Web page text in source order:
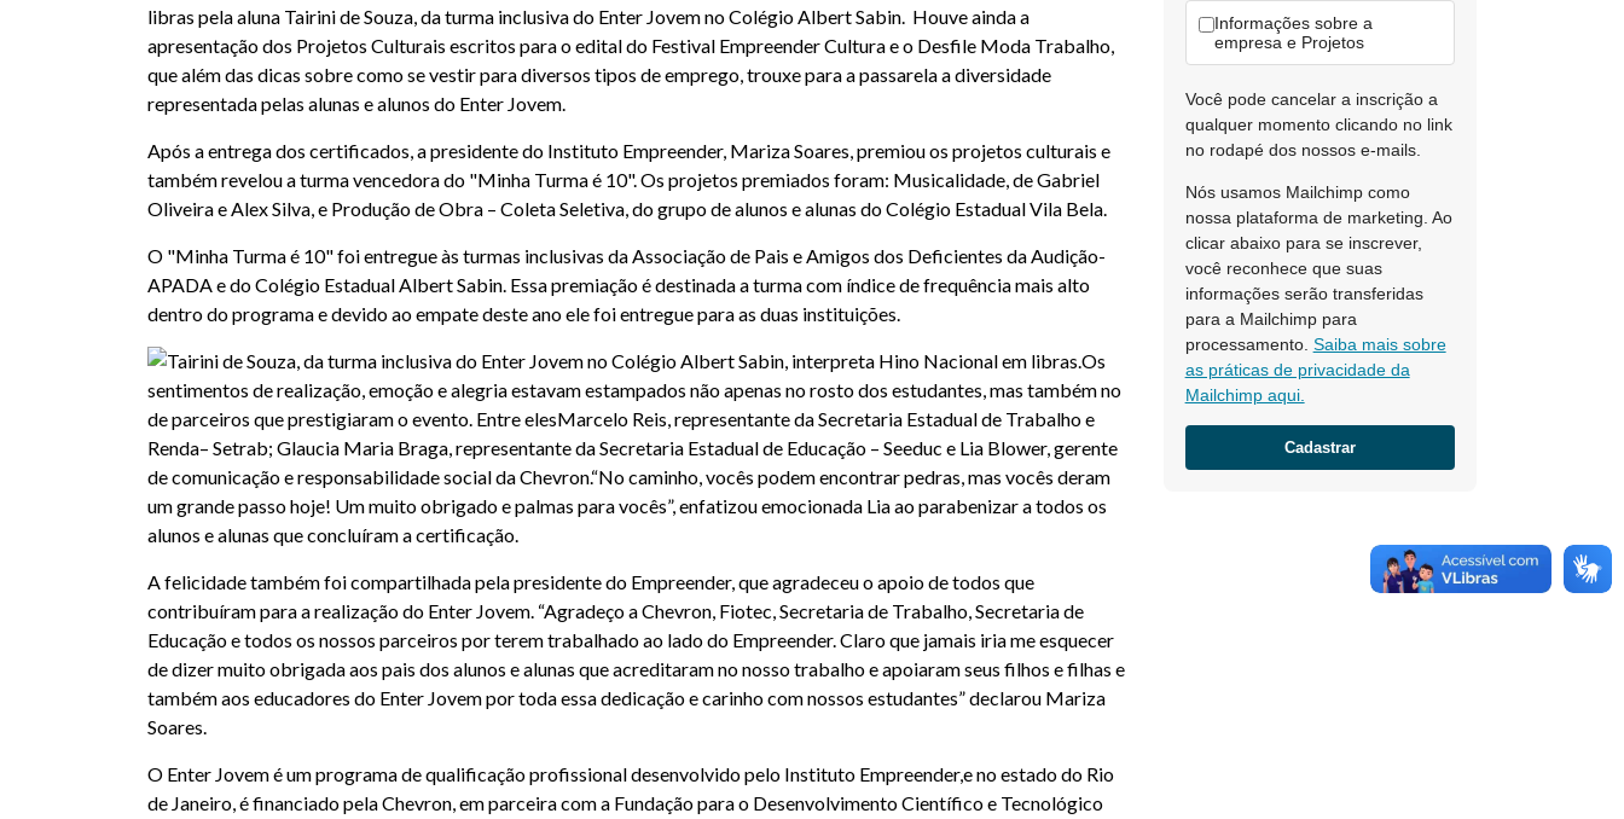
Informações sobre a
empresa e Projetos
Você pode cancelar a inscrição a
qualquer momento clicando no link
no rodapé dos nossos e-mails.
Nós usamos Mailchimp como
nossa plataforma de marketing. Ao
clicar abaixo para se inscrever,
você reconhece que suas
informações serão transferidas
para a Mailchimp para
processamento. Saiba mais sobre
as práticas de privacidade da
Mailchimp aqui.
libras pela aluna Tairini de Souza, da turma inclusiva do Enter Jovem no Colégio Albert Sabin. Houve ainda a
apresentação dos Projetos Culturais escritos para o edital do Festival Empreender Cultura e o Desfile Moda Trabalho,
que além das dicas sobre como se vestir para diversos tipos de emprego, trouxe para a passarela a diversidade
representada pelas alunas e alunos do Enter Jovem.
Após a entrega dos certificados, a presidente do Instituto Empreender, Mariza Soares, premiou os projetos culturais e
também revelou a turma vencedora do "Minha Turma é 10". Os projetos premiados foram: Musicalidade, de Gabriel
Oliveira e Alex Silva, e Produção de Obra – Coleta Seletiva, do grupo de alunos e alunas do Colégio Estadual Vila Bela.
O "Minha Turma é 10" foi entregue às turmas inclusivas da Associação de Pais e Amigos dos Deficientes da Audição-
APADA e do Colégio Estadual Albert Sabin. Essa premiação é destinada a turma com índice de frequência mais alto
dentro do programa e devido ao empate deste ano ele foi entregue para as duas instituições.
Os
sentimentos de realização, emoção e alegria estavam estampados não apenas no rosto dos estudantes, mas também no
de parceiros que prestigiaram o evento. Entre elesMarcelo Reis, representante da Secretaria Estadual de Trabalho e
Renda– Setrab; Glaucia Maria Braga, representante da Secretaria Estadual de Educação – Seeduc e Lia Blower, gerente
de comunicação e responsabilidade social da Chevron.“No caminho, vocês podem encontrar pedras, mas vocês deram
um grande passo hoje! Um muito obrigado e palmas para vocês”, enfatizou emocionada Lia ao parabenizar a todos os
alunos e alunas que concluíram a certificação.
A felicidade também foi compartilhada pela presidente do Empreender, que agradeceu o apoio de todos que
contribuíram para a realização do Enter Jovem. “Agradeço a Chevron, Fiotec, Secretaria de Trabalho, Secretaria de
Educação e todos os nossos parceiros por terem trabalhado ao lado do Empreender. Claro que jamais iria me esquecer
de dizer muito obrigada aos pais dos alunos e alunas que acreditaram no nosso trabalho e apoiaram seus filhos e filhas e
também aos educadores do Enter Jovem por toda essa dedicação e carinho com nossos estudantes” declarou Mariza
Soares.
O Enter Jovem é um programa de qualificação profissional desenvolvido pelo Instituto Empreender,e no estado do Rio
de Janeiro, é financiado pela Chevron, em parceira com a Fundação para o Desenvolvimento Científico e Tecnológico